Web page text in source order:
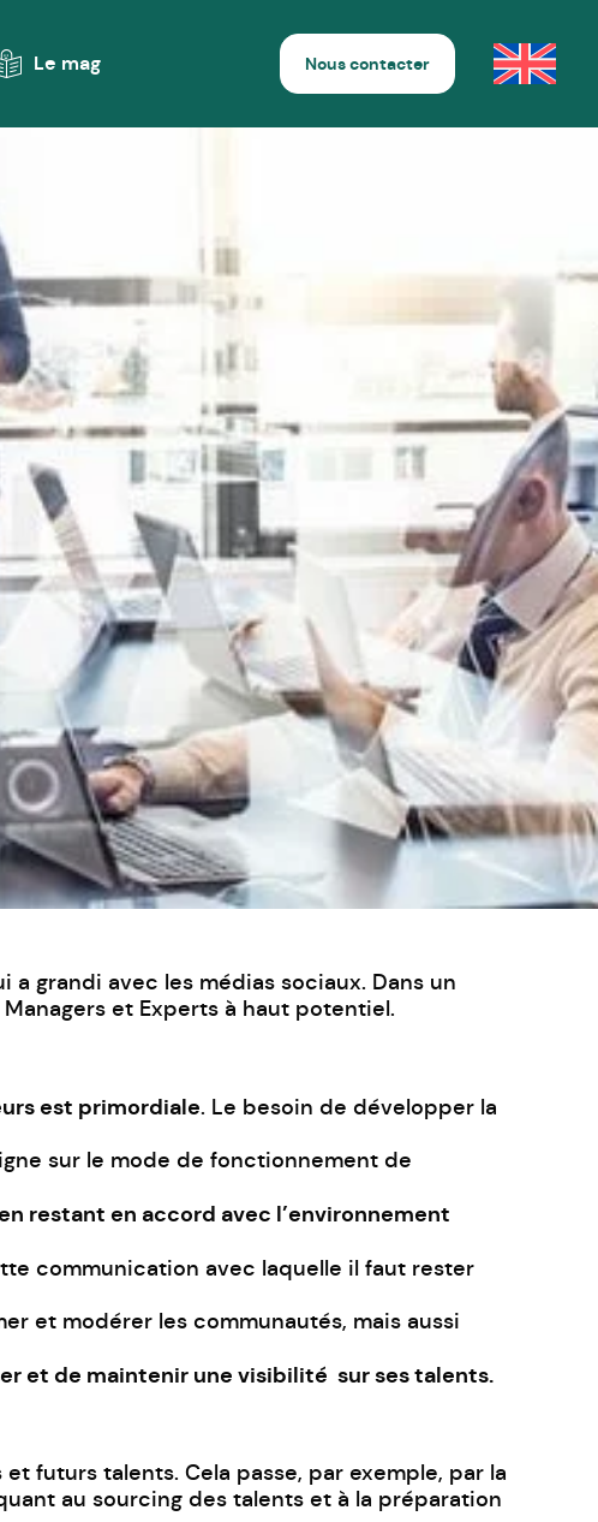
Le mag Nous contacter
grandi avec les médias sociaux. Dans un
et Experts à haut potentiel.
est primordiale. Le besoin de développer la
sur le mode de fonctionnement de
restant en accord avec l’environnement
communication avec laquelle il faut rester
et modérer les communautés, mais aussi
et de maintenir une visibilité sur ses talents.
futurs talents. Cela passe, par exemple, par la
au sourcing des talents et à la préparation